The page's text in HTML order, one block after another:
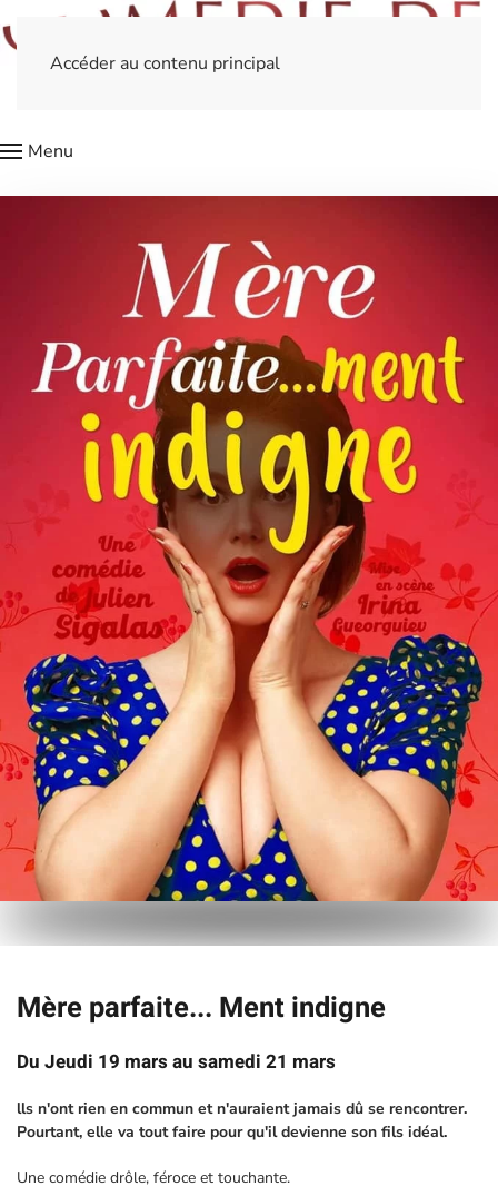
Accéder au contenu principal
Menu
Mère parfaite... Ment indigne
Du Jeudi 19 mars au samedi 21 mars
lls n'ont rien en commun et n'auraient jamais dû se rencontrer.
Pourtant, elle va tout faire pour qu'il devienne son fils idéal.
Une comédie drôle, féroce et touchante.